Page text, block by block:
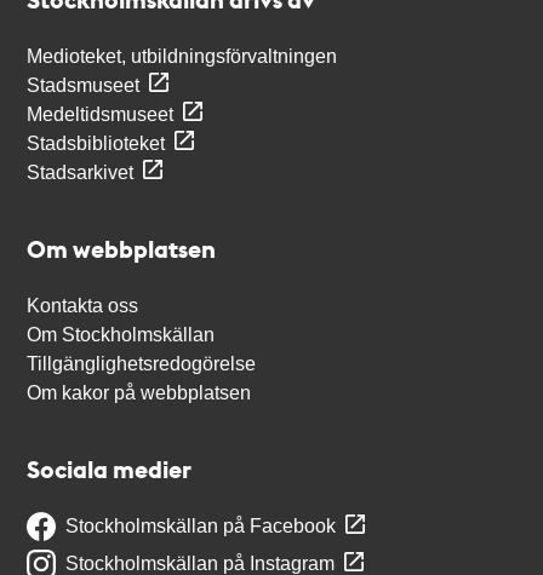
Medioteket, utbildningsförvaltningen
Stadsmuseet
Medeltidsmuseet
Stadsbiblioteket
Stadsarkivet
Om webbplatsen
Kontakta oss
Om Stockholmskällan
Tillgänglighetsredogörelse
Om kakor på webbplatsen
Sociala medier
Stockholmskällan på Facebook
Stockholmskällan på Instagram